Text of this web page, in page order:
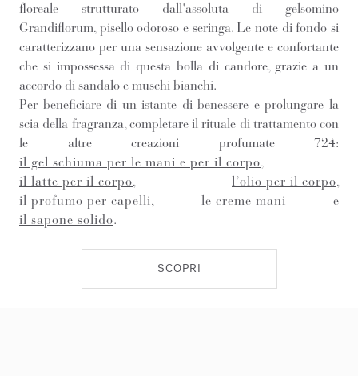
floreale strutturato dall'assoluta di gelsomino
Grandiflorum, pisello odoroso e seringa. Le note di fondo si
caratterizzano per una sensazione avvolgente e confortante
che si impossessa di questa bolla di candore, grazie a un
accordo di sandalo e muschi bianchi.
Per beneficiare di un istante di benessere e prolungare la
scia della fragranza, completare il rituale di trattamento con
le altre creazioni profumate 724:
il gel schiuma per le mani e per il corpo,
il latte per il corpo, l’olio per il corpo,
il profumo per capelli, le creme mani e
il sapone solido.
SCOPRI